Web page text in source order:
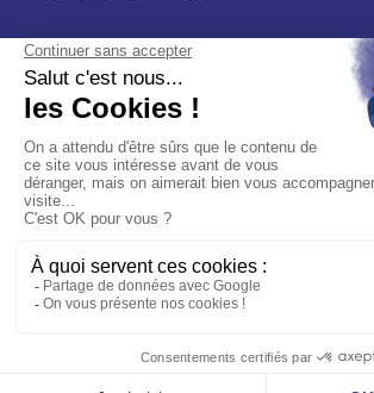
Nos services
Étiquette alimentaire
Étiquette de bouteilles
Informations
Mentions légales
À propos
Nous contacter